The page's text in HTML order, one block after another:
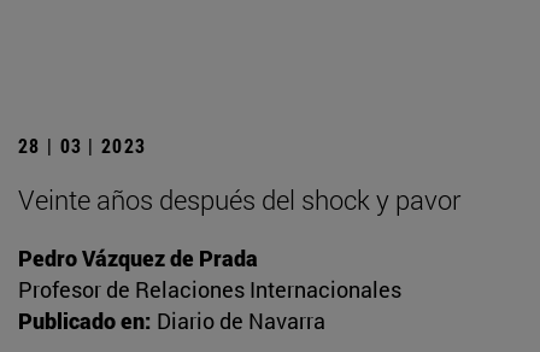
28 | 03 | 2023
Veinte años después del shock y pavor
Pedro Vázquez de Prada
Profesor de Relaciones Internacionales
Publicado en: Diario de Navarra